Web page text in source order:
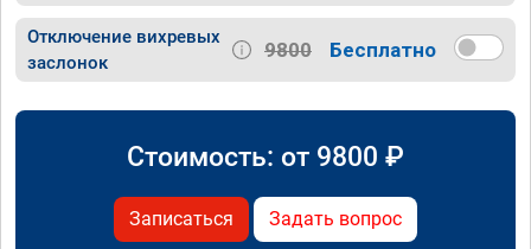
Отключение вихревых
заслонок
9800 Бесплатно
Стоимость: от 9800 ₽
Записаться Задать вопрос